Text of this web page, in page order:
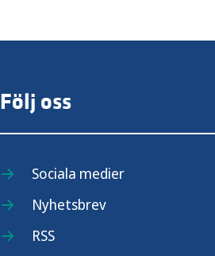
Följ oss
Sociala medier
Nyhetsbrev
RSS